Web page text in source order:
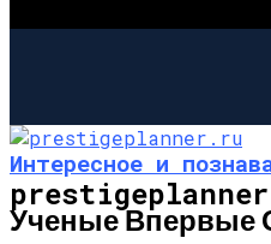
Интересное и
Ученые Впервые